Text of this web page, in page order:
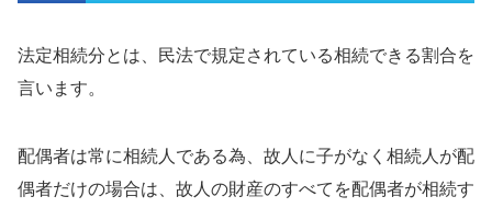
法定相続分とは、民法で規定されている相続できる割合を
言います。
配偶者は常に相続人である為、故人に子がなく相続人が配
偶者だけの場合は、故人の財産のすべてを配偶者が相続す